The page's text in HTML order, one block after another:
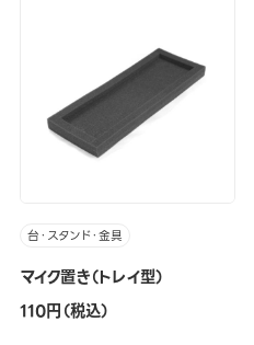
台・スタンド・金具
マイク置き（トレイ型）
110円（税込）